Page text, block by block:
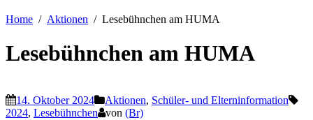
Home Aktionen Lesebühnchen am HUMA
Lesebühnchen am HUMA
14. Oktober 2024 Aktionen, Schüler- und Elterninformation
2024, Lesebühnchen von (Br)